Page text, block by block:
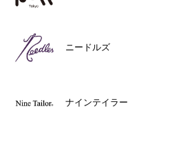
ニードルズ
ナインテイラー